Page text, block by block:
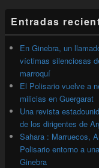
lateral
primaria
Entradas
En Ginebra, un
víctimas silenciosas
marroquí
El Polisario vuelve a
milicias en Guergarat
Una revista
de los dirigentes de
Sahara : Marruecos,
Polisario entorno a
Ginebra